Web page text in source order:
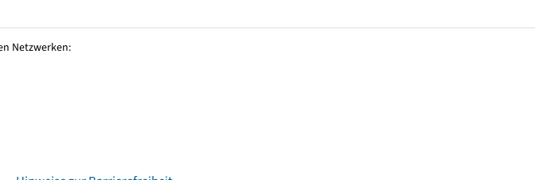
Netzwerken: